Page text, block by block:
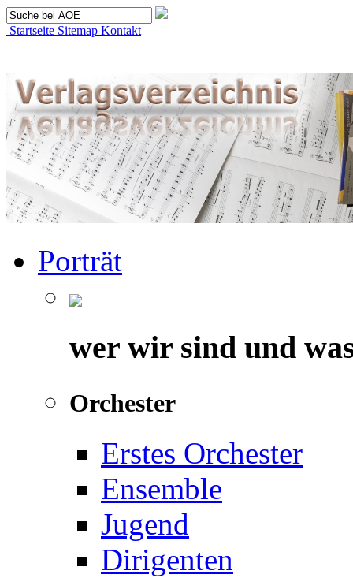
Startseite Sitemap Kontakt
Porträt
wer wir sind und
Orchester
Erstes Orchester
Ensemble
Jugend
Dirigenten